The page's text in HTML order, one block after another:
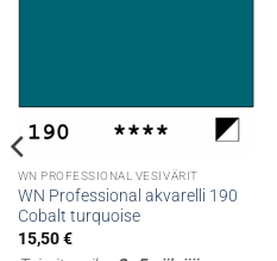
WN PROFESSIONAL VESIVÄRIT
WN Professional akvarelli 190
Cobalt turquoise
15,50€